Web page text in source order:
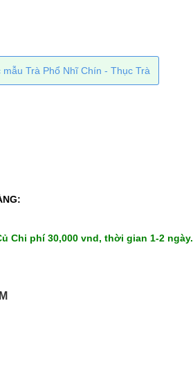
mẫu Trà Phổ Nhĩ Chín - Thục Trà
Chi phí 30,000 vnd, thời gian 1-2 ngày.